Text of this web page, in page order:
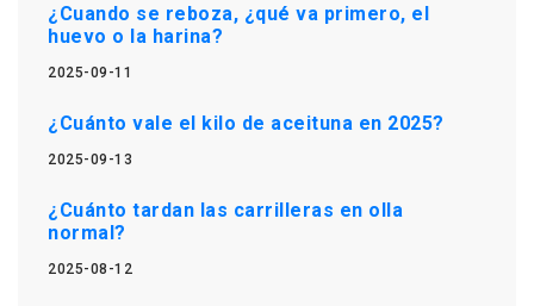
¿Cuando se reboza, ¿qué va primero, el
huevo o la harina?
2025-09-11
¿Cuánto vale el kilo de aceituna en 2025?
2025-09-13
¿Cuánto tardan las carrilleras en olla
normal?
2025-08-12